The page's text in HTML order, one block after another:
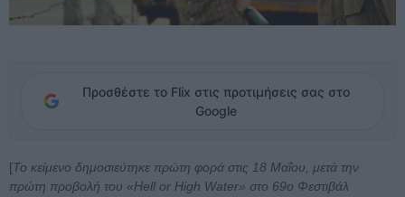
Προσθέστε το Flix στις προτιμήσεις σας στο
Google
[To κείμενο δημοσιεύτηκε πρώτη φορά στις 18 Μαΐου, μετά την
πρώτη προβολή του «Hell or High Water» στο 69ο Φεστιβάλ